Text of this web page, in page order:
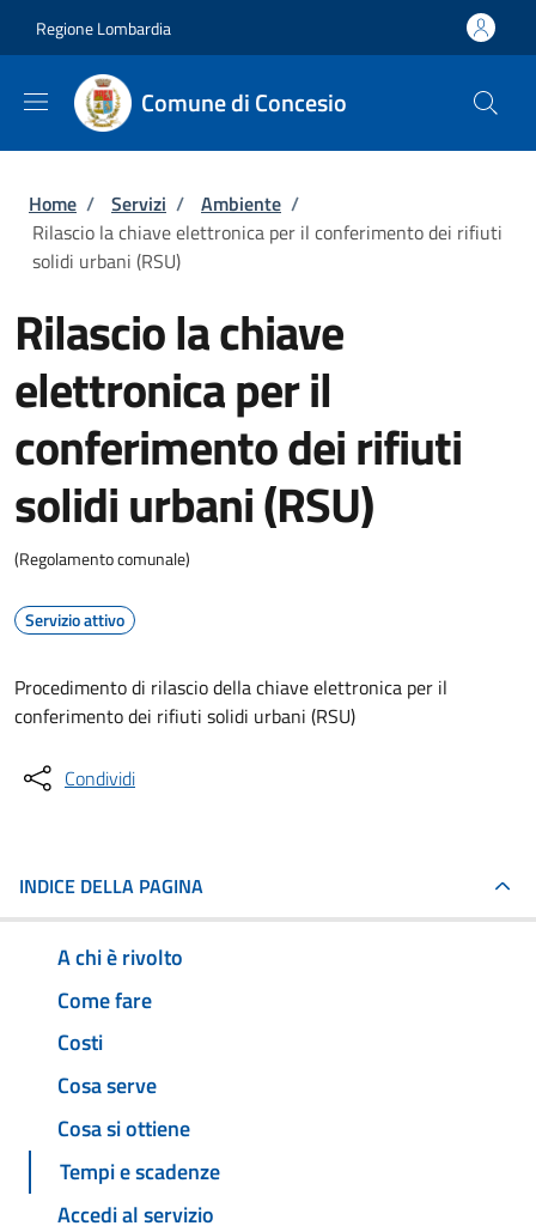
Regione Lombardia
Comune di Concesio
Briciole di pane
Home / Servizi / Ambiente /
Rilascio la chiave elettronica per il conferimento dei rifiuti
solidi urbani (RSU)
Rilascio la chiave
elettronica per il
conferimento dei rifiuti
solidi urbani (RSU)
(Regolamento comunale)
Servizio attivo
Procedimento di rilascio della chiave elettronica per il
conferimento dei rifiuti solidi urbani (RSU)
Condividi
INDICE DELLA PAGINA
A chi è rivolto
Come fare
Costi
Cosa serve
Cosa si ottiene
Tempi e scadenze
Accedi al servizio